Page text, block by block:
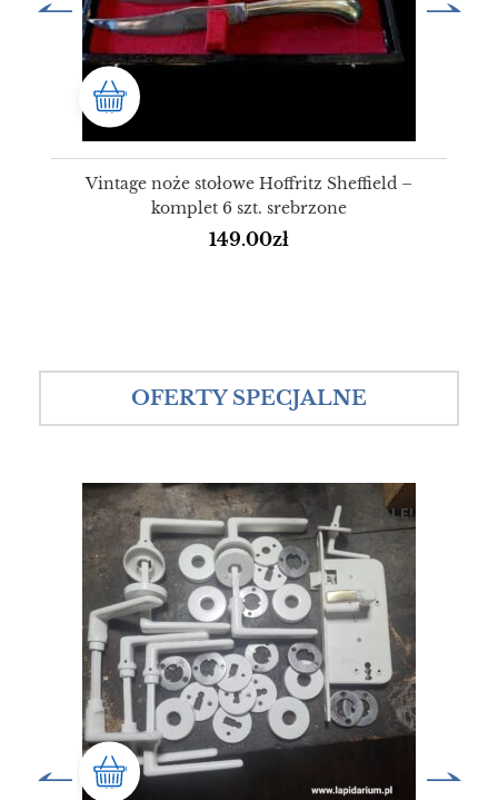
Vintage noże stołowe Hoffritz Sheffield –
komplet 6 szt. srebrzone
149.00zł
OFERTY SPECJALNE
SALE!